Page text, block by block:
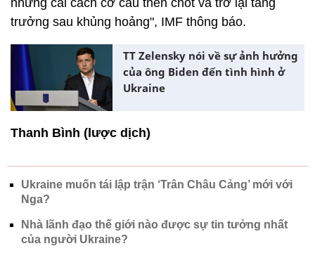
những cải cách cơ cấu then chốt và trở lại tăng
trưởng sau khủng hoảng", IMF thông báo.
TT Zelensky nói về sự ảnh hưởng
của ông Biden đến tình hình ở
Ukraine
Thanh Bình (lược dịch)
Ukraine muốn tái lập trận ‘Trân Châu Cảng’ mới với
Nga?
Nhà lãnh đạo thế giới nào được sự tin tưởng nhất
của người Ukraine?